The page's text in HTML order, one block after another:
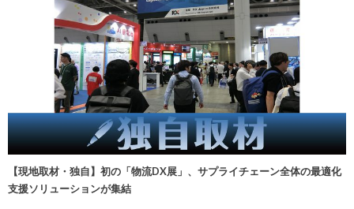
【現地取材・独自】初の「物流DX展」、サプライチェーン全体の最適化
支援ソリューションが集結